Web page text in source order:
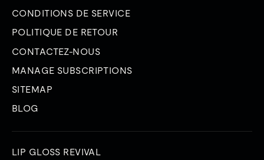
CONDITIONS DE SERVICE
POLITIQUE DE RETOUR
CONTACTEZ-NOUS
MANAGE SUBSCRIPTIONS
SITEMAP
BLOG
LIP GLOSS REVIVAL